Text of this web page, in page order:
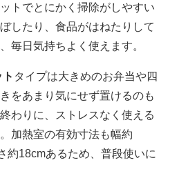
トでとにかく掃除がしやすい
したり、食品がはねたりして
毎日気持ちよく使えます。
タイプは大きめのお弁当や四
をあまり気にせず置けるのも
わりに、ストレスなく使える
加熱室の有効寸法も幅約
約18cmあるため、普段使いに